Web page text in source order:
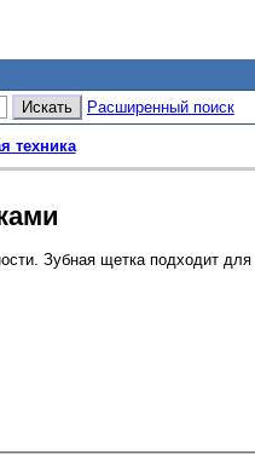
Расширенный поиск
техника
Зубная щетка подходит для